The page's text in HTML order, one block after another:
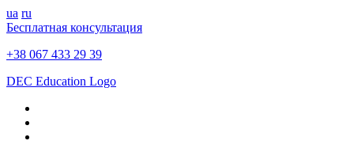
ua ru
Бесплатная консультация
+38 067 433 29 39
DEC Education Logo